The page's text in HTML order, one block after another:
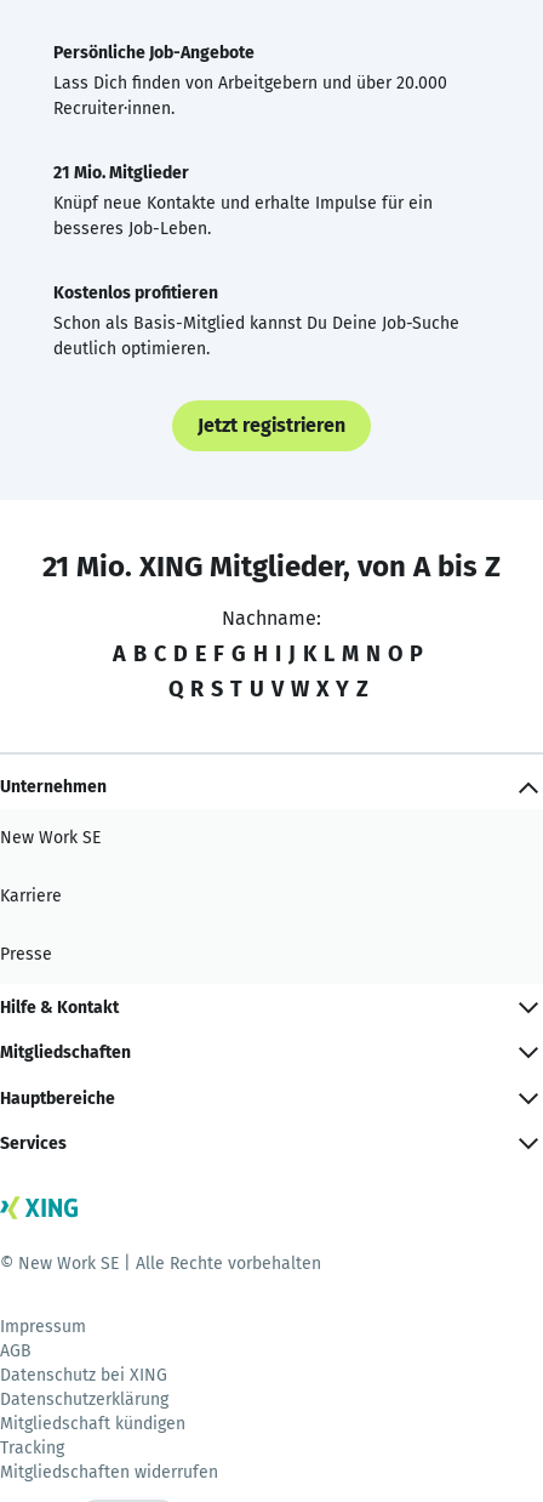
Persönliche Job-Angebote
Lass Dich finden von Arbeitgebern und über 20.000
Recruiter·innen.
21 Mio. Mitglieder
Knüpf neue Kontakte und erhalte Impulse für ein
besseres Job-Leben.
Kostenlos profitieren
Schon als Basis-Mitglied kannst Du Deine Job-Suche
deutlich optimieren.
Jetzt registrieren
21 Mio. XING Mitglieder, von A bis Z
Nachname:
A B C D E F G H I J K L M N O P
Q R S T U V W X Y Z
Unternehmen
New Work SE
Karriere
Presse
Hilfe & Kontakt
Mitgliedschaften
Hauptbereiche
Services
© New Work SE | Alle Rechte vorbehalten
Impressum
AGB
Datenschutz bei XING
Datenschutzerklärung
Mitgliedschaft kündigen
Tracking
Mitgliedschaften widerrufen